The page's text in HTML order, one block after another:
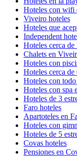
Hoteles con wifi
Viveiro hoteles
Hoteles que
Independent
Hoteles cerca
Chalets en
Hoteles con
Hoteles cerca
Hoteles con
Hoteles con spa
Hoteles de 3
Faro hoteles
Apartoteles en
Hoteles con
Hoteles de 5
Covas hoteles
Pensiones en